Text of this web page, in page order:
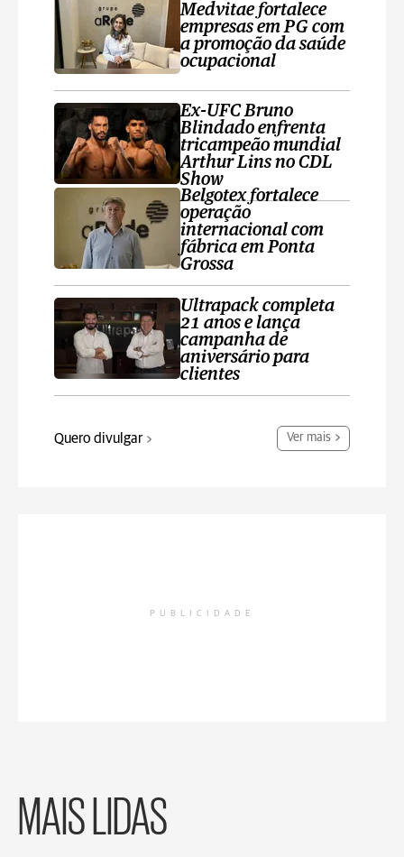
Medvitae fortalece
empresas em PG com
a promoção da saúde
ocupacional
Ex-UFC Bruno
Blindado enfrenta
tricampeão mundial
Arthur Lins no CDL
Show
Belgotex fortalece
operação
internacional com
fábrica em Ponta
Grossa
Ultrapack completa
21 anos e lança
campanha de
aniversário para
clientes
Quero divulgar Ver mais
PUBLICIDADE
MAIS LIDAS